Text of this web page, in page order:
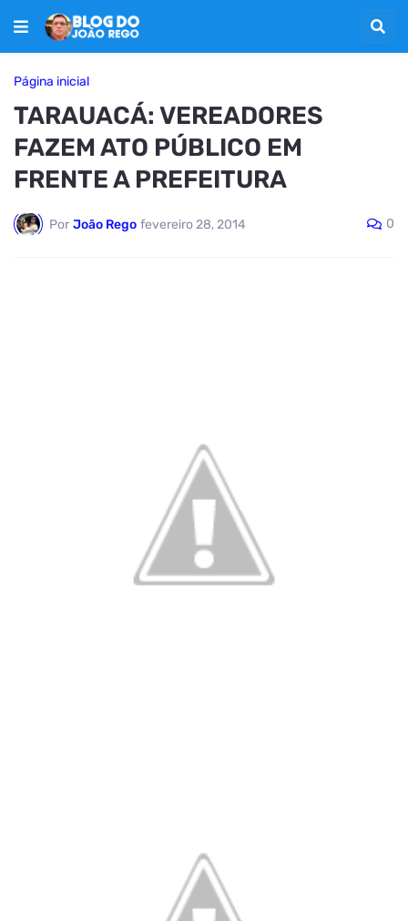
Página inicial
TARAUACÁ: VEREADORES
FAZEM ATO PÚBLICO EM
FRENTE A PREFEITURA
Por João Rego fevereiro 28, 2014 0